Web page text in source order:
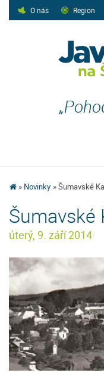
O nás Region
Novinky Šumavské
Šumavské
úterý, 9. září 2014